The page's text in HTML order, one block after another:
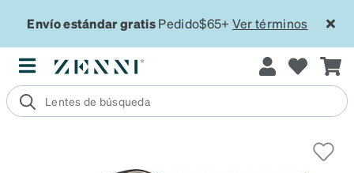
Envío estándar gratisPedido$65+ Ver términos